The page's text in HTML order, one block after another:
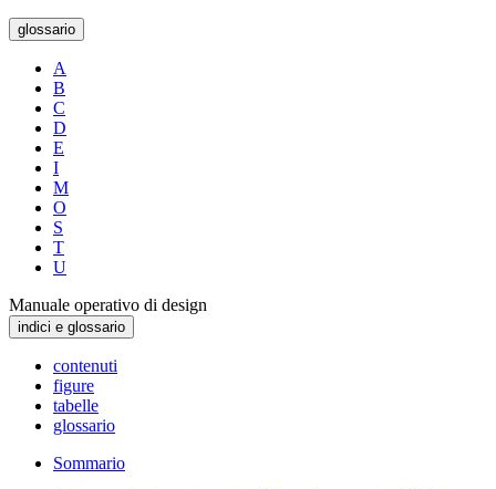
glossario
A
B
C
D
E
I
M
O
S
T
U
Manuale operativo di design
indici e glossario
contenuti
figure
tabelle
glossario
Sommario